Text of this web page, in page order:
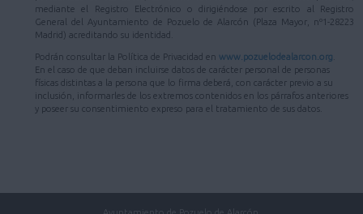
mediante el Registro Electrónico o dirigiéndose por escrito al Registro
General del Ayuntamiento de Pozuelo de Alarcón (Plaza Mayor, nº1-28223
Madrid) acreditando su identidad.
Podrán consultar la Política de Privacidad en www.pozuelodealarcon.org
En el caso de que deban incluirse datos de carácter personal de personas
físicas distintas a la persona que lo firma deberá, con carácter previo a su
inclusión, informarles de los extremos contenidos en los párrafos anteriores
y poseer su consentimiento expreso para el tratamiento de sus datos.